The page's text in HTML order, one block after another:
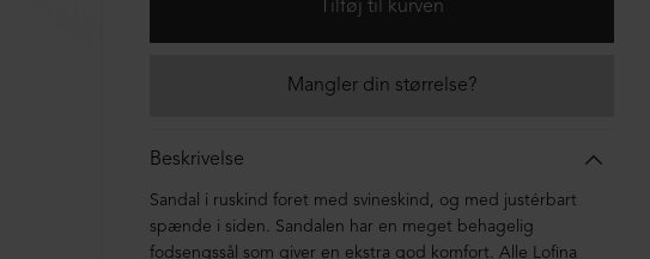
Mangler din størrelse?
Beskrivelse
Sandal i ruskind foret med svineskind, og med justérbart
spænde i siden. Sandalen har en meget behagelig
fodsengssål som giver en ekstra god komfort. Alle Lofina